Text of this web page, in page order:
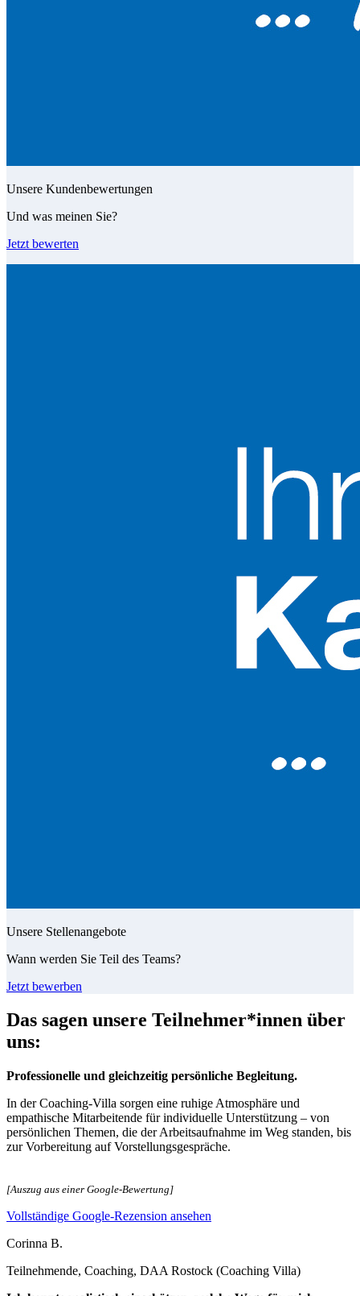
Unsere Kundenbewertungen
Und was meinen Sie?
Jetzt bewerten
Unsere Stellenangebote
Wann werden Sie Teil des Teams?
Jetzt bewerben
Das sagen unsere Teilnehmer*innen über
uns:
Professionelle und gleichzeitig persönliche Begleitung.
In der Coaching‑Villa sorgen eine ruhige Atmosphäre und
empathische Mitarbeitende für individuelle Unterstützung – von
persönlichen Themen, die der Arbeitsaufnahme im Weg standen, bis
zur Vorbereitung auf Vorstellungsgespräche.
[Auszug aus einer Google-Bewertung]
Vollständige Google-Rezension ansehen
Corinna B.
Teilnehmende, Coaching, DAA Rostock (Coaching Villa)